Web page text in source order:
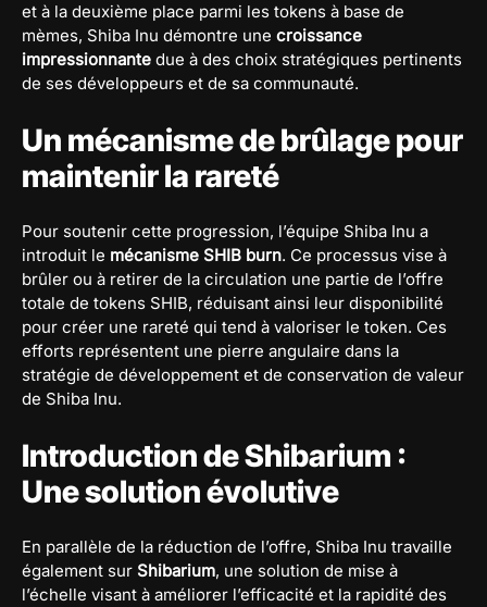
et à la deuxième place parmi les tokens à base de
mèmes, Shiba Inu démontre une croissance
impressionnante due à des choix stratégiques pertinents
de ses développeurs et de sa communauté.
Un mécanisme de brûlage pour
maintenir la rareté
Pour soutenir cette progression, l’équipe Shiba Inu a
introduit le mécanisme SHIB burn. Ce processus vise à
brûler ou à retirer de la circulation une partie de l’offre
totale de tokens SHIB, réduisant ainsi leur disponibilité
pour créer une rareté qui tend à valoriser le token. Ces
efforts représentent une pierre angulaire dans la
stratégie de développement et de conservation de valeur
de Shiba Inu.
Introduction de Shibarium :
Une solution évolutive
En parallèle de la réduction de l’offre, Shiba Inu travaille
également sur Shibarium, une solution de mise à
l’échelle visant à améliorer l’efficacité et la rapidité des